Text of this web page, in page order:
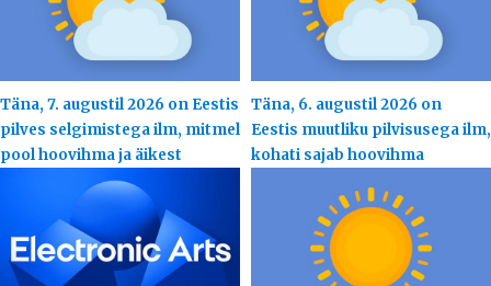
Täna, 7. augustil 2026 on Eestis
pilves selgimistega ilm, mitmel
pool hoovihma ja äikest
Täna, 6. augustil 2026 on
Eestis muutliku pilvisusega ilm,
kohati sajab hoovihma